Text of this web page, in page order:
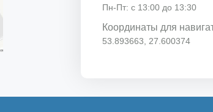
Пн-Пт: с 13:00 до 13:30
Координаты для
53.893663, 27.600374